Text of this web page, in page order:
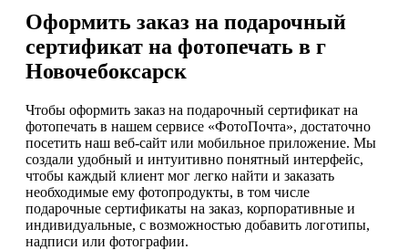
Оформить заказ на подарочный
сертификат на фотопечать в г
Новочебоксарск
Чтобы оформить заказ на подарочный сертификат на
фотопечать в нашем сервисе «ФотоПочта», достаточно
посетить наш веб-сайт или мобильное приложение. Мы
создали удобный и интуитивно понятный интерфейс,
чтобы каждый клиент мог легко найти и заказать
необходимые ему фотопродукты, в том числе
подарочные сертификаты на заказ, корпоративные и
индивидуальные, с возможностью добавить логотипы,
надписи или фотографии.